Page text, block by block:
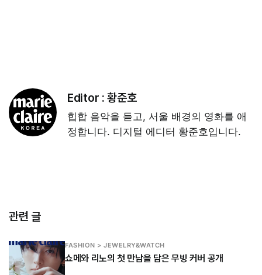
Editor :황준호
힙합 음악을 듣고, 서울 배경의 영화를 애
정합니다. 디지털 에디터 황준호입니다.
관련 글
FASHION > JEWELRY&WATCH
쇼메와 리노의 첫 만남을 담은 무빙 커버 공개